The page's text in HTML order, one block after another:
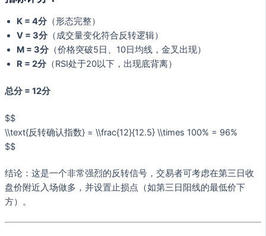
K = 4分 （形态完整）
V = 3分 （成交量变化符合反转逻辑）
M = 3分 （价格突破5日、10日均线，金叉出现）
R = 2分 （RSI处于20以下，出现底背离）
总分 = 12分
$$
\\text{反转确认指数} = \\frac{12}{12.5} \\times 100% = 96%
$$
结论：这是一个非常强烈的反转信号，交易者可考虑在第三日收
盘价附近入场做多，并设置止损点（如第三日阳线的最低价下
方）。